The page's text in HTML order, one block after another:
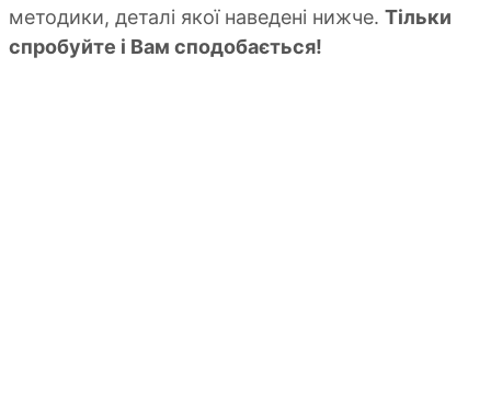
методики, деталі якої наведені нижче. Тільки
спробуйте і Вам сподобається!